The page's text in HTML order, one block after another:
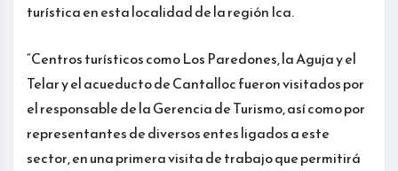
turística en esta localidad de la región Ica.
“Centros turísticos como Los Paredones, la Aguja y el
Telar y el acueducto de Cantalloc fueron visitados por
el responsable de la Gerencia de Turismo, así como por
representantes de diversos entes ligados a este
sector, en una primera visita de trabajo que permitirá